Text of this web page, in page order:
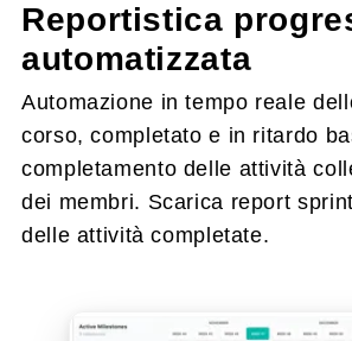
Reportistica
automatizzata
Automazione in tempo reale
corso, completato e in ritardo
completamento delle attività
dei membri. Scarica report
delle attività completate.